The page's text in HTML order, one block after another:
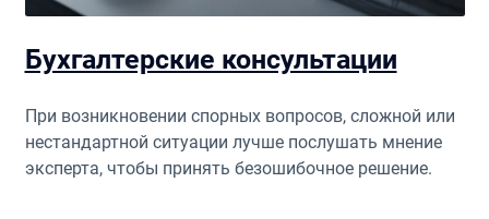
Бухгалтерские консультации
При возникновении спорных вопросов, сложной или
нестандартной ситуации лучше послушать мнение
эксперта, чтобы принять безошибочное решение.